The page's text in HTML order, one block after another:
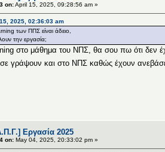
on:April 15, 2025, 09:28:56 am »
2025, 02:36:03 am
των ΠΠΣ είναι άδειο,
την εργασία;
στο μάθημα του ΝΠΣ, θα σου πω ότι δεν
γράψουν και στο ΝΠΣ καθώς έχουν
Εργασία 2025
on: May 04, 2025, 20:33:02 pm »